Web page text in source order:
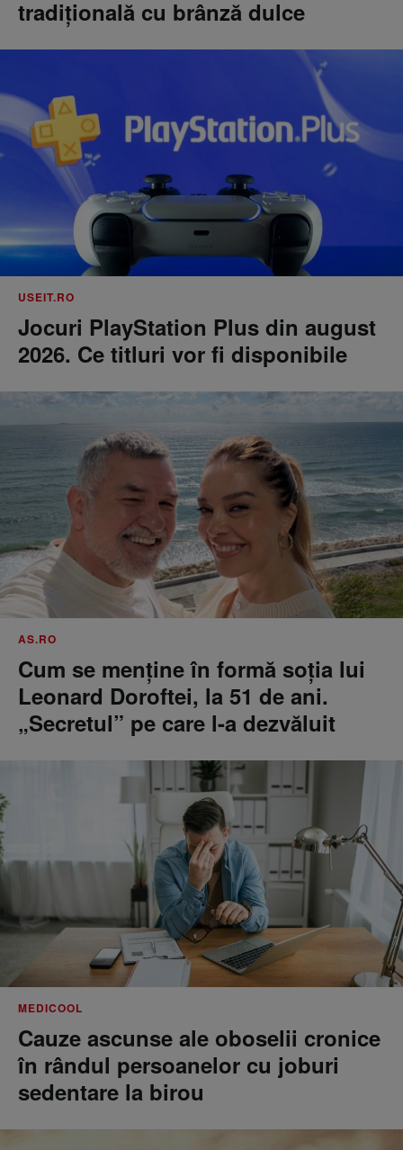
tradițională cu brânză dulce
USEIT.RO
Jocuri PlayStation Plus din august
2026. Ce titluri vor fi disponibile
AS.RO
Cum se menţine în formă soţia lui
Leonard Doroftei, la 51 de ani.
„Secretul” pe care l-a dezvăluit
MEDICOOL
Cauze ascunse ale oboselii cronice
în rândul persoanelor cu joburi
sedentare la birou